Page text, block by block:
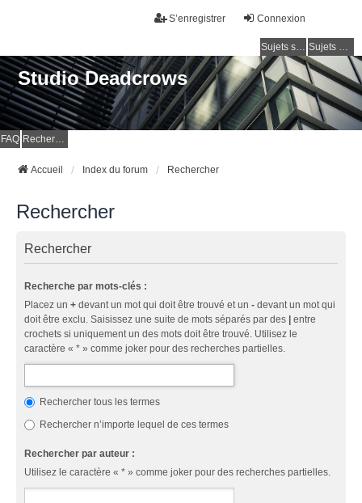
Connexion
S’enregistrer
Sujets sans réponse Sujets actifs
Studio Deadcrows
FAQ Rechercher
Accueil Index du forum Rechercher
Rechercher
Rechercher
Recherche par mots-clés :
Placez un + devant un mot qui doit être trouvé et un - devant un mot qui
doit être exclu. Saisissez une suite de mots séparés par des | entre
crochets si uniquement un des mots doit être trouvé. Utilisez le
caractère « * » comme joker pour des recherches partielles.
Rechercher tous les termes
Rechercher n’importe lequel de ces termes
Rechercher par auteur :
Utilisez le caractère « * » comme joker pour des recherches partielles.